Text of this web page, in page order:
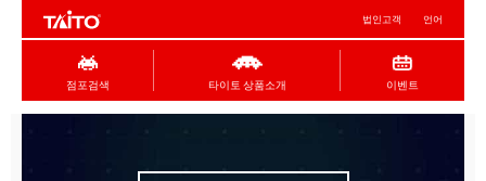
법인고객 언어
점포검색 타이토 상품소개 이벤트